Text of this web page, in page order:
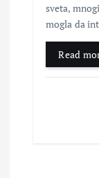
sveta,
mogla da
Read